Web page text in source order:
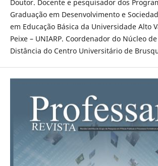
Doutor. Docente e pesquisador dos
Graduação em Desenvolvimento e
em Educação Básica da Universidade Alto
Peixe – UNIARP. Coordenador do Núcleo
Distância do Centro Universitário de